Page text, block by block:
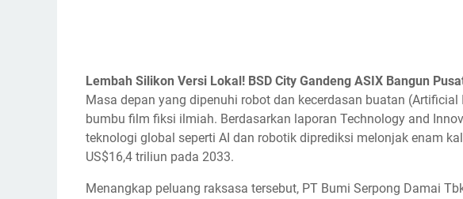
Lembah Silikon Versi Lokal! BSD City Gandeng ASIX Bangun
Masa depan yang dipenuhi robot dan kecerdasan buatan
bumbu film fiksi ilmiah. Berdasarkan laporan Technology and
teknologi global seperti AI dan robotik diprediksi melonjak enam
US$16,4 triliun pada 2033.
Menangkap peluang raksasa tersebut, PT Bumi Serpong Damai